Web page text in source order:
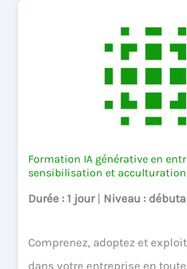
Formation IA générative en
sensibilisation et acculturation
Durée : 1 jour | Niveau :
Comprenez, adoptez et
dans votre entreprise en